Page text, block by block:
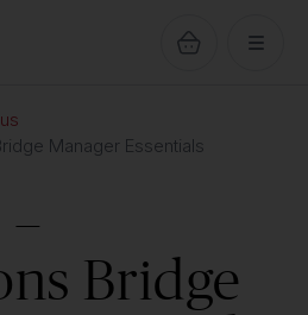
Manager Essentials
Bridge